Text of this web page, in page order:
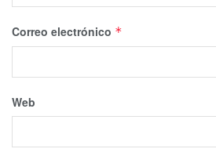
Correo electrónico *
Web